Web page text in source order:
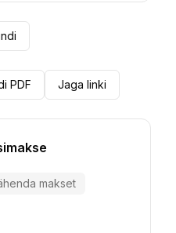
PDF Jaga linki
makset